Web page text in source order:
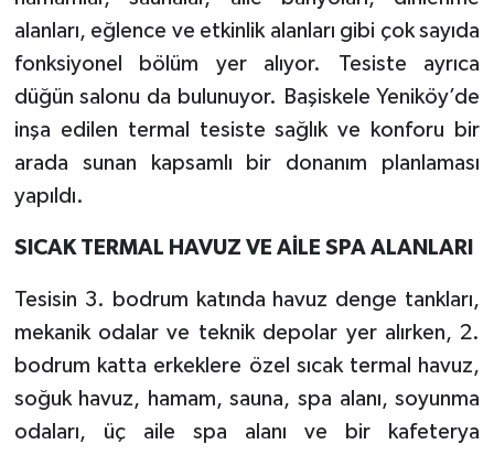
alanları, eğlence ve etkinlik alanları gibi çok sayıda
fonksiyonel bölüm yer alıyor. Tesiste ayrıca
düğün salonu da bulunuyor. Başiskele Yeniköy’de
inşa edilen termal tesiste sağlık ve konforu bir
arada sunan kapsamlı bir donanım planlaması
yapıldı.
SICAK TERMAL HAVUZ VE AİLE SPA ALANLARI
Tesisin 3. bodrum katında havuz denge tankları,
mekanik odalar ve teknik depolar yer alırken, 2.
bodrum katta erkeklere özel sıcak termal havuz,
soğuk havuz, hamam, sauna, spa alanı, soyunma
odaları, üç aile spa alanı ve bir kafeterya